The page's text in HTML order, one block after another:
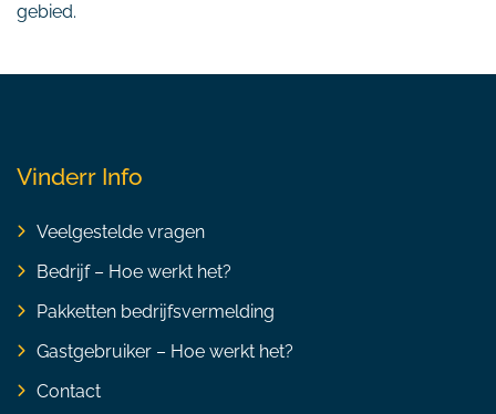
gebied.
Vinderr Info
Veelgestelde vragen
Bedrijf – Hoe werkt het?
Pakketten bedrijfsvermelding
Gastgebruiker – Hoe werkt het?
Contact